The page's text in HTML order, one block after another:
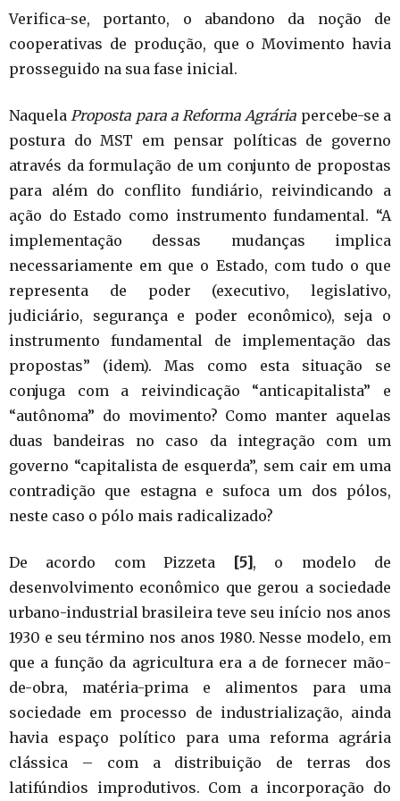
Verifica-se, portanto, o abandono da noção de
cooperativas de produção, que o Movimento havia
prosseguido na sua fase inicial.
NaquelaProposta para a Reforma Agrária percebe-se a
postura do MST em pensar políticas de governo
através da formulação de um conjunto de propostas
para além do conflito fundiário, reivindicando a
ação do Estado como instrumento fundamental. “A
implementação dessas mudanças implica
necessariamente em que o Estado, com tudo o que
representa de poder (executivo, legislativo,
judiciário, segurança e poder econômico), seja o
instrumento fundamental de implementação das
propostas” (idem). Mas como esta situação se
conjuga com a reivindicação “anticapitalista” e
“autônoma” do movimento? Como manter aquelas
duas bandeiras no caso da integração com um
governo “capitalista de esquerda”, sem cair em uma
contradição que estagna e sufoca um dos pólos,
neste caso o pólo mais radicalizado?
De acordo com Pizzeta [5] , o modelo de
desenvolvimento econômico que gerou a sociedade
urbano-industrial brasileira teve seu início nos anos
1930 e seu término nos anos 1980. Nesse modelo, em
que a função da agricultura era a de fornecer mão-
de-obra, matéria-prima e alimentos para uma
sociedade em processo de industrialização, ainda
havia espaço político para uma reforma agrária
clássica – com a distribuição de terras dos
latifúndios improdutivos. Com a incorporação do